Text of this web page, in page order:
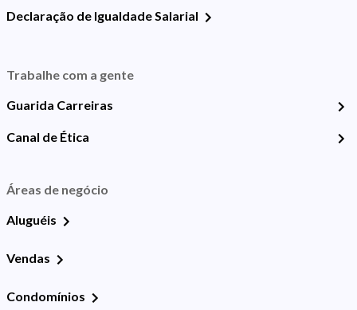
Declaração de Igualdade Salarial
Trabalhe com a gente
Guarida Carreiras
Canal de Ética
Áreas de negócio
Aluguéis
Vendas
Condomínios